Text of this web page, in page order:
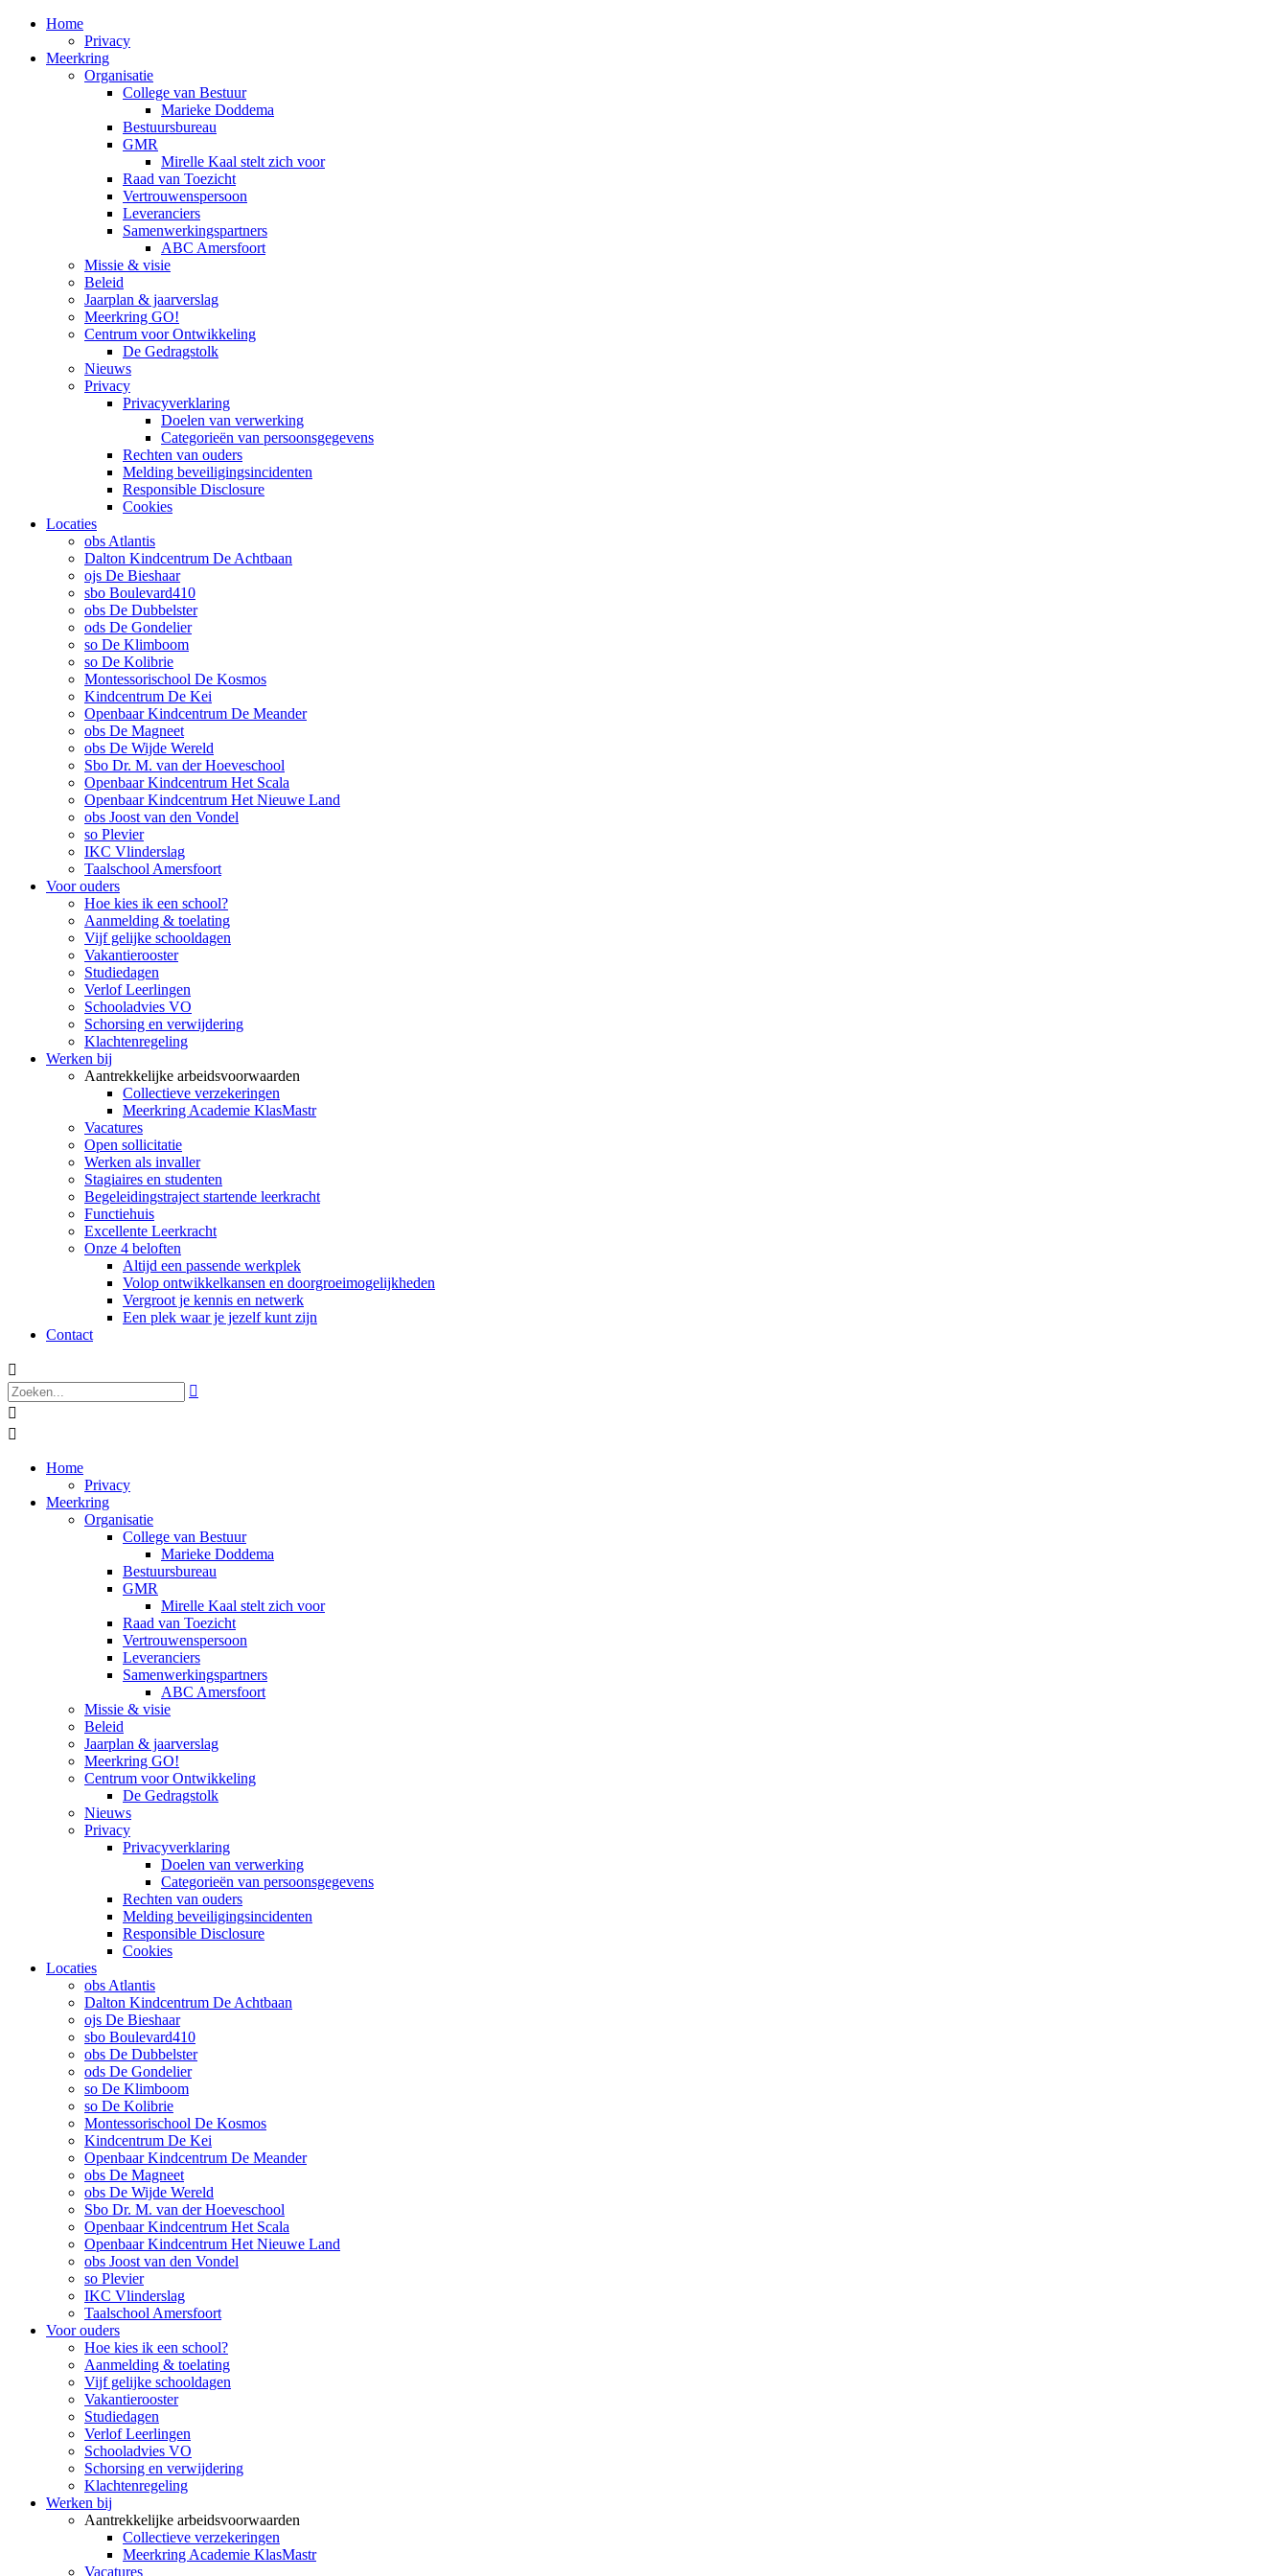
Home
Privacy
Meerkring
Organisatie
College van Bestuur
Marieke Doddema
Bestuursbureau
GMR
Mirelle Kaal stelt zich voor
Raad van Toezicht
Vertrouwenspersoon
Leveranciers
Samenwerkingspartners
ABC Amersfoort
Missie & visie
Beleid
Jaarplan & jaarverslag
Meerkring GO!
Centrum voor Ontwikkeling
De Gedragstolk
Nieuws
Privacy
Privacyverklaring
Doelen van verwerking
Categorieën van persoonsgegevens
Rechten van ouders
Melding beveiligingsincidenten
Responsible Disclosure
Cookies
Locaties
obs Atlantis
Dalton Kindcentrum De Achtbaan
ojs De Bieshaar
sbo Boulevard410
obs De Dubbelster
ods De Gondelier
so De Klimboom
so De Kolibrie
Montessorischool De Kosmos
Kindcentrum De Kei
Openbaar Kindcentrum De Meander
obs De Magneet
obs De Wijde Wereld
Sbo Dr. M. van der Hoeveschool
Openbaar Kindcentrum Het Scala
Openbaar Kindcentrum Het Nieuwe Land
obs Joost van den Vondel
so Plevier
IKC Vlinderslag
Taalschool Amersfoort
Voor ouders
Hoe kies ik een school?
Aanmelding & toelating
Vijf gelijke schooldagen
Vakantierooster
Studiedagen
Verlof Leerlingen
Schooladvies VO
Schorsing en verwijdering
Klachtenregeling
Werken bij
Aantrekkelijke arbeidsvoorwaarden
Collectieve verzekeringen
Meerkring Academie KlasMastr
Vacatures
Open sollicitatie
Werken als invaller
Stagiaires en studenten
Begeleidingstraject startende leerkracht
Functiehuis
Excellente Leerkracht
Onze 4 beloften
Altijd een passende werkplek
Volop ontwikkelkansen en doorgroeimogelijkheden
Vergroot je kennis en netwerk
Een plek waar je jezelf kunt zijn
Contact




Home
Privacy
Meerkring
Organisatie
College van Bestuur
Marieke Doddema
Bestuursbureau
GMR
Mirelle Kaal stelt zich voor
Raad van Toezicht
Vertrouwenspersoon
Leveranciers
Samenwerkingspartners
ABC Amersfoort
Missie & visie
Beleid
Jaarplan & jaarverslag
Meerkring GO!
Centrum voor Ontwikkeling
De Gedragstolk
Nieuws
Privacy
Privacyverklaring
Doelen van verwerking
Categorieën van persoonsgegevens
Rechten van ouders
Melding beveiligingsincidenten
Responsible Disclosure
Cookies
Locaties
obs Atlantis
Dalton Kindcentrum De Achtbaan
ojs De Bieshaar
sbo Boulevard410
obs De Dubbelster
ods De Gondelier
so De Klimboom
so De Kolibrie
Montessorischool De Kosmos
Kindcentrum De Kei
Openbaar Kindcentrum De Meander
obs De Magneet
obs De Wijde Wereld
Sbo Dr. M. van der Hoeveschool
Openbaar Kindcentrum Het Scala
Openbaar Kindcentrum Het Nieuwe Land
obs Joost van den Vondel
so Plevier
IKC Vlinderslag
Taalschool Amersfoort
Voor ouders
Hoe kies ik een school?
Aanmelding & toelating
Vijf gelijke schooldagen
Vakantierooster
Studiedagen
Verlof Leerlingen
Schooladvies VO
Schorsing en verwijdering
Klachtenregeling
Werken bij
Aantrekkelijke arbeidsvoorwaarden
Collectieve verzekeringen
Meerkring Academie KlasMastr
Vacatures